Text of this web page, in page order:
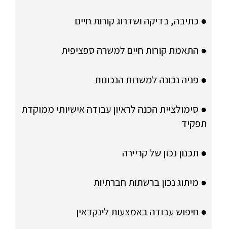
● כתיבה, בדיקה ושדרוג קורות חיים
● התאמת קורות חיים למשרה ספציפית
● פניה נכונה למשרות הנכונות
● סימולציית הכנה לראיון עבודה אישיותי ממוקדת
תפקיד
● תכנון נכון של קריירה
● מיתוג נכון ברשתות חברתיות
● חיפוש עבודה באמצעות לינקדאין